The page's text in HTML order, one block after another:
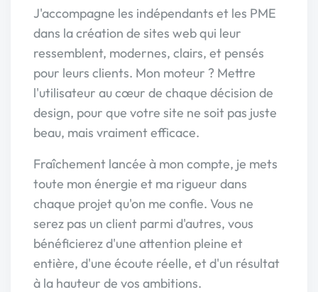
J'accompagne les indépendants et les PME
dans la création de sites web qui leur
ressemblent, modernes, clairs, et pensés
pour leurs clients. Mon moteur ? Mettre
l'utilisateur au cœur de chaque décision de
design, pour que votre site ne soit pas juste
beau, mais vraiment efficace.
Fraîchement lancée à mon compte, je mets
toute mon énergie et ma rigueur dans
chaque projet qu'on me confie. Vous ne
serez pas un client parmi d'autres, vous
bénéficierez d'une attention pleine et
entière, d'une écoute réelle, et d'un résultat
à la hauteur de vos ambitions.